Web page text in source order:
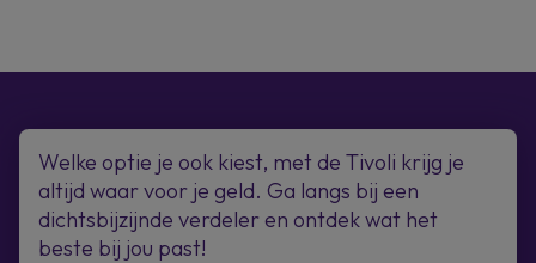
Welke optie je ook kiest, met de Tivoli krijg je
altijd waar voor je geld. Ga langs bij een
dichtsbijzijnde verdeler en ontdek wat het
beste bij jou past!